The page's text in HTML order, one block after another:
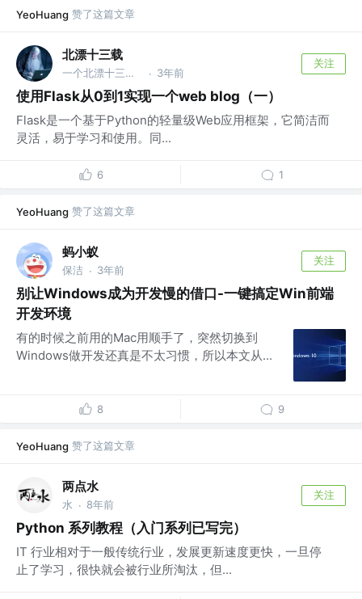
YeoHuang 赞了这篇文章
北漂十三载
一个北漂十三载的老韭菜 · 3年前
关注
使用Flask从0到1实现一个web blog（一）
Flask是一个基于Python的轻量级Web应用框架，它简洁而
灵活，易于学习和使用。同...
6 1
YeoHuang 赞了这篇文章
蚂小蚁
保洁 · 3年前
关注
别让Windows成为开发慢的借口-一键搞定Win前端
开发环境
有的时候之前用的Mac用顺手了，突然切换到
Windows做开发还真是不太习惯，所以本文从...
8 9
YeoHuang 赞了这篇文章
两点水
水 · 8年前
关注
Python 系列教程（入门系列已写完）
IT 行业相对于一般传统行业，发展更新速度更快，一旦停
止了学习，很快就会被行业所淘汰，但...